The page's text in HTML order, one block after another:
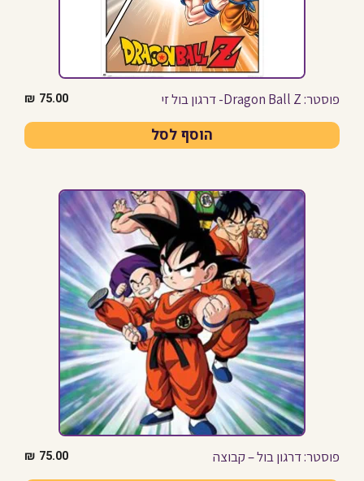
פוסטר: Dragon Ball Z- דרגון בול זי 75.00
₪
הוסף לסל
פוסטר: דרגון בול – קבוצה 75.00
₪